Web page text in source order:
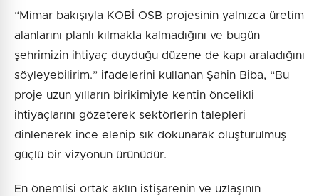
“Mimar bakışıyla KOBİ OSB projesinin yalnızca üretim
alanlarını planlı kılmakla kalmadığını ve bugün
şehrimizin ihtiyaç duyduğu düzene de kapı araladığını
söyleyebilirim.” ifadelerini kullanan Şahin Biba, “Bu
proje uzun yılların birikimiyle kentin öncelikli
ihtiyaçlarını gözeterek sektörlerin talepleri
dinlenerek ince elenip sık dokunarak oluşturulmuş
güçlü bir vizyonun ürünüdür.
En önemlisi ortak aklın istişarenin ve uzlaşının